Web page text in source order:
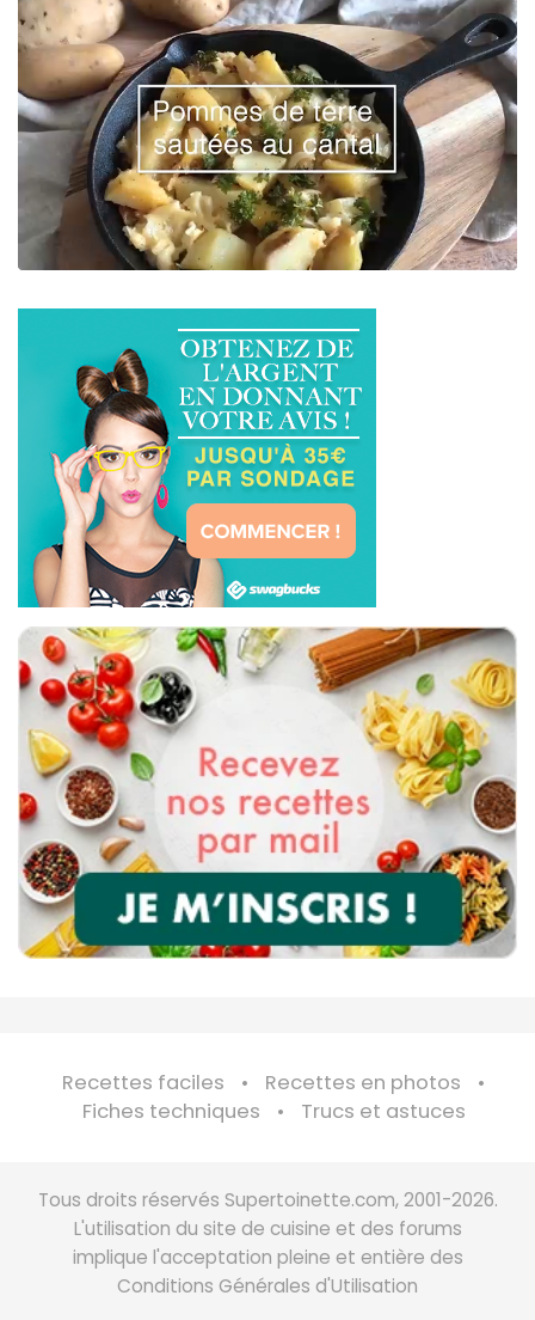
Recettes faciles
Recettes en photos
Fiches techniques
Trucs et astuces
Tous droits réservés Supertoinette.com, 2001-2026.
L'utilisation du site de cuisine et des forums
implique l'acceptation pleine et entière des
Conditions Générales d'Utilisation